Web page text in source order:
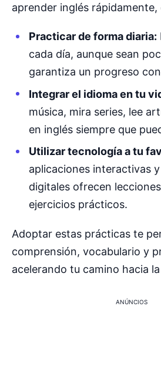
aprender inglés
Practicar de forma diaria:
cada día, aunque sean
garantiza un progreso
Integrar el idioma en tu
música, mira series, lee
en inglés siempre que
Utilizar tecnología a tu
aplicaciones interactivas
digitales ofrecen
ejercicios prácticos.
Adoptar estas prácticas te
comprensión, vocabulario y
acelerando tu camino hacia
ANÚNCIOS